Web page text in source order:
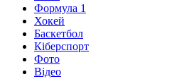
Формула 1
Хокей
Баскетбол
Кіберспорт
Фото
Відео